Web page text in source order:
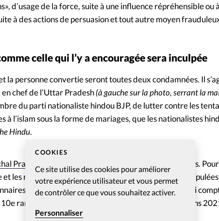
COOKIES
Ce site utilise des cookies pour améliorer
votre expérience utilisateur et vous permet
de contrôler ce que vous souhaitez activer.
Personnaliser
d’usage de la force, suite à une influence répréhensible ou
à des actions de persuasion et tout autre moyen
celle qui l’y a encouragée sera inculpée
la personne convertie seront toutes deux condamnées. Il
chef de l’Uttar Pradesh(à gauche sur la photo, serrant la
du parti nationaliste hindou BJP, de lutter contre les
à l’islam sous la forme de mariages, que les nationalistes
Hindu.
Pradesh
en 2019 ont déjà introduit des lois similaires.
les responsables d’Eglises, ces lois sont souvent
chrétiens et aux minorités religieuses. L’Inde, qui
rang de l’Index mondial de persécution des chrétiens